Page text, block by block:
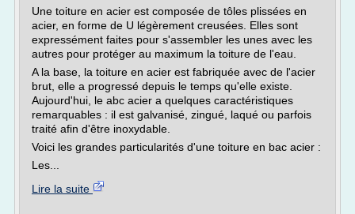
Une toiture en acier est composée de tôles plissées en
acier, en forme de U légèrement creusées. Elles sont
expressément faites pour s'assembler les unes avec les
autres pour protéger au maximum la toiture de l'eau.
A la base, la toiture en acier est fabriquée avec de l'acier
brut, elle a progressé depuis le temps qu'elle existe.
Aujourd'hui, le abc acier a quelques caractéristiques
remarquables : il est galvanisé, zingué, laqué ou parfois
traité afin d'être inoxydable.
Voici les grandes particularités d'une toiture en bac acier :
Les...
Lire la suite